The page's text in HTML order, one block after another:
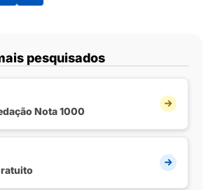
pesquisados
Nota 1000